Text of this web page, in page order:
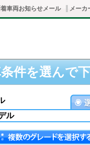
車両お知らせメール メーカ
件を選んで